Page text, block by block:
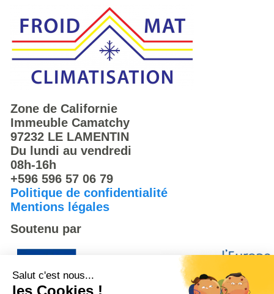
Zone de Californie
Immeuble Camatchy
97232 LE LAMENTIN
Du lundi au vendredi
08h-16h
+596 596 57 06 79
Politique de confidentialité
Mentions légales
Soutenu par